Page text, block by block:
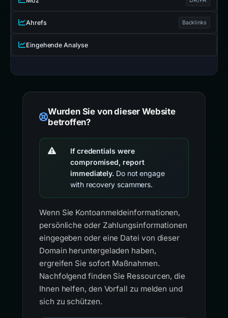
Ahrefs Backlinks
Eingehende Analyse
Wurden Sie von dieser Website
betroffen?
If credentials were
compromised, report
immediately. Do not engage
with recovery scammers.
Wenn Sie Kontoanmeldeinformationen,
persönliche oder Zahlungsinformationen
eingegeben oder eine Datei von dieser
Domain heruntergeladen haben,
ergreifen Sie sofort Maßnahmen.
Nachfolgend finden Sie Ressourcen, die
Ihnen helfen, den Vorfall zu melden und
sich zu schützen.